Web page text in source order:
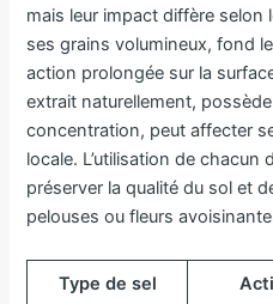
mais leur impact diffère selon
ses grains volumineux, fond
action prolongée sur la
extrait naturellement,
concentration, peut affecter
locale. L’utilisation de
préserver la qualité du sol et
pelouses ou fleurs
Type de sel